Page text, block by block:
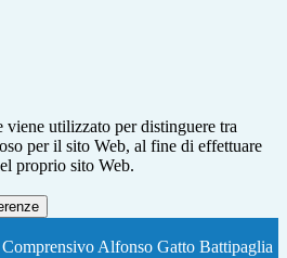
viene utilizzato per distinguere tra
per il sito Web, al fine di effettuare
proprio sito Web.
Alfonso Gatto Battipaglia